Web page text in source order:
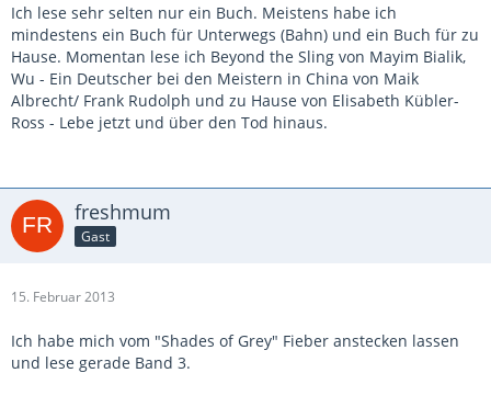
Ich lese sehr selten nur ein Buch. Meistens habe ich
mindestens ein Buch für Unterwegs (Bahn) und ein Buch für zu
Hause. Momentan lese ich Beyond the Sling von Mayim Bialik,
Wu - Ein Deutscher bei den Meistern in China von Maik
Albrecht/ Frank Rudolph und zu Hause von Elisabeth Kübler-
Ross - Lebe jetzt und über den Tod hinaus.
freshmum
Gast
15. Februar 2013
Ich habe mich vom "Shades of Grey" Fieber anstecken lassen
und lese gerade Band 3.